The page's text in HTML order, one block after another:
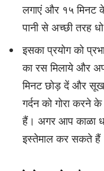
लगाएं और १५ मिनट
पानी से अच्छी तरह
इसका प्रयोग को
का रस मिलाये और
मिनट छोड़ दें और
गर्दन को गोरा करने
हैं। अगर आप काळा
इस्तेमाल कर सकते